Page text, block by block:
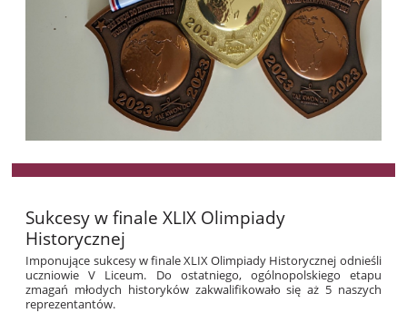
Sukcesy w finale XLIX Olimpiady
Historycznej
Imponujące sukcesy w finale XLIX Olimpiady Historycznej odnieśli
uczniowie V Liceum. Do ostatniego, ogólnopolskiego etapu
zmagań młodych historyków zakwalifikowało się aż 5 naszych
reprezentantów.